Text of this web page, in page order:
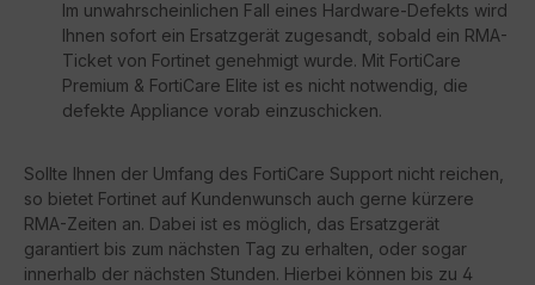
Im unwahrscheinlichen Fall eines Hardware-Defekts wird
Ihnen sofort ein Ersatzgerät zugesandt, sobald ein RMA-
Ticket von Fortinet genehmigt wurde. Mit FortiCare
Premium & FortiCare Elite ist es nicht notwendig, die
defekte Appliance vorab einzuschicken.
Sollte Ihnen der Umfang des FortiCare Support nicht reichen,
so bietet Fortinet auf Kundenwunsch auch gerne kürzere
RMA-Zeiten an. Dabei ist es möglich, das Ersatzgerät
garantiert bis zum nächsten Tag zu erhalten, oder sogar
innerhalb der nächsten Stunden. Hierbei können bis zu 4